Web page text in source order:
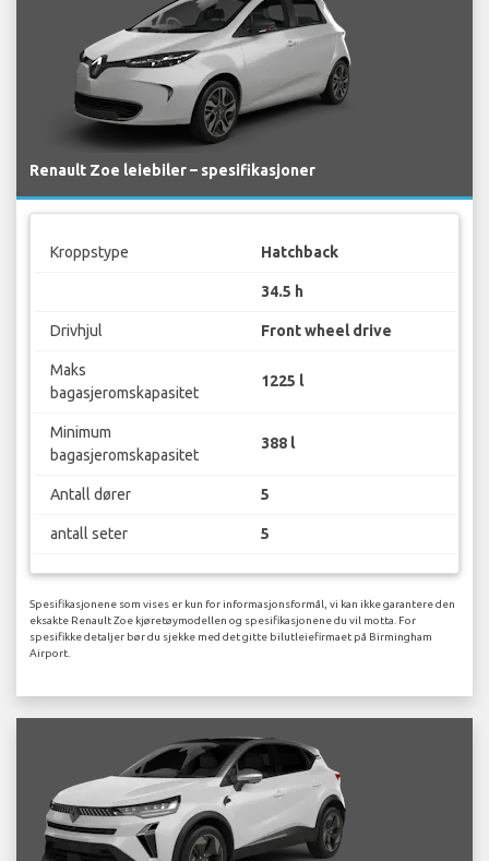
Renault Zoe leiebiler – spesifikasjoner
Kroppstype Hatchback
34.5 h
Drivhjul Front wheel drive
Maks
bagasjeromskapasitet
1225 l
Minimum
bagasjeromskapasitet
388 l
Antall dører 5
antall seter 5
Spesifikasjonene som vises er kun for informasjonsformål, vi kan ikke garantere den
eksakte Renault Zoe kjøretøymodellen og spesifikasjonene du vil motta. For
spesifikke detaljer bør du sjekke med det gitte bilutleiefirmaet på Birmingham
Airport.